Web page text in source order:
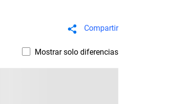
Compartir
Mostrar solo diferencias